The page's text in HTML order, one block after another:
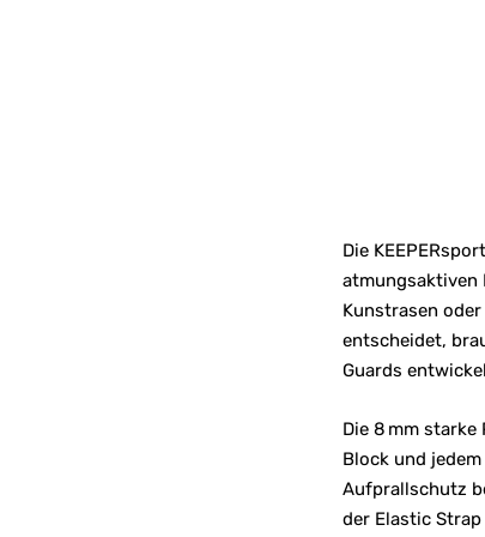
Die
atmungsaktiven
Kunstrasen
entscheidet,
Guards
Die 8 mm
Block und
Aufprallschutz
der Elastic